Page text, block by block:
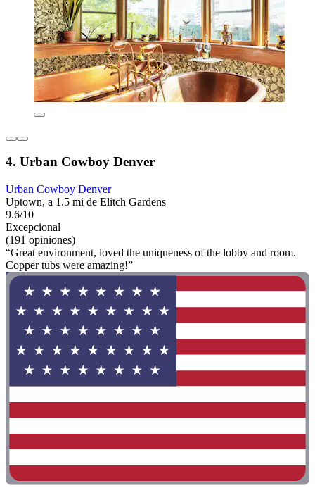
4. Urban Cowboy Denver
Urban Cowboy Denver
Uptown, a 1.5 mi de Elitch Gardens
9.6/10
Excepcional
(191 opiniones)
“Great environment, loved the uniqueness of the lobby and room.
Copper tubs were amazing!”